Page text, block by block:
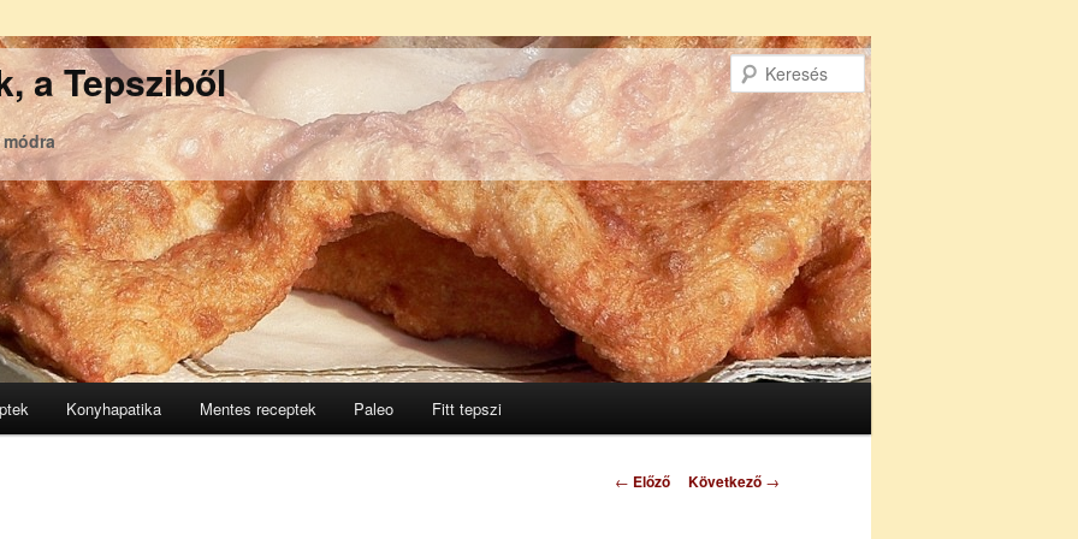
a Tepsziből Keresés
Konyhapatika Mentes receptek Paleo Fitt tepszi
Bejegyzés
← Előző Következő →